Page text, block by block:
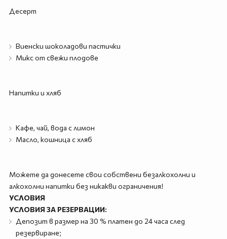
Десерт
Виенски шоколадови пастички
Микс от свежи плодове
Напитки и хляб
Кафе, чай, вода с лимон
Масло, кошница с хляб
Можете да донесете свои собствени безалкохолни и
алкохолни напитки без никакви ограничения!
УСЛОВИЯ
УСЛОВИЯ ЗА РЕЗЕРВАЦИИ:
Депозит в размер на 30 % платен до 24 часа след
резервиране;